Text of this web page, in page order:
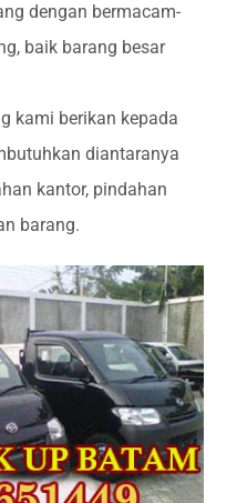
dengan bermacam-
baik barang besar
kami berikan kepada
diantaranya
kantor, pindahan
barang.